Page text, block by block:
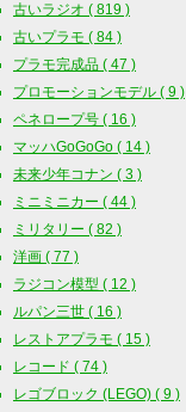
古いラジオ ( 819 )
古いプラモ ( 84 )
プラモ完成品 ( 47 )
プロモーションモデル ( 9 )
ペネロープ号 ( 16 )
マッハGoGoGo ( 14 )
未来少年コナン ( 3 )
ミニミニカー ( 44 )
ミリタリー ( 82 )
洋画 ( 77 )
ラジコン模型 ( 12 )
ルパン三世 ( 16 )
レストアプラモ ( 15 )
レコード ( 74 )
レゴブロック (LEGO) ( 9 )